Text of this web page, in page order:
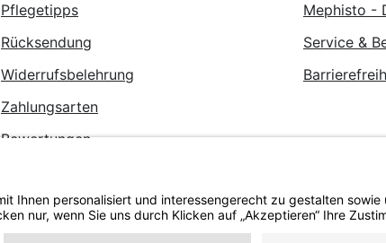
Pflegetipps
Rücksendung
Widerrufsbelehrung
Zahlungsarten
Bewertungen
Mephisto -
Service &